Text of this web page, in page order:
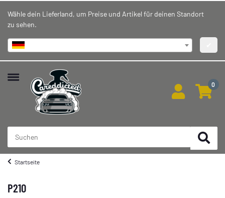
Wähle dein Lieferland, um Preise und Artikel für deinen Standort
zu sehen.
0
Startseite
P210